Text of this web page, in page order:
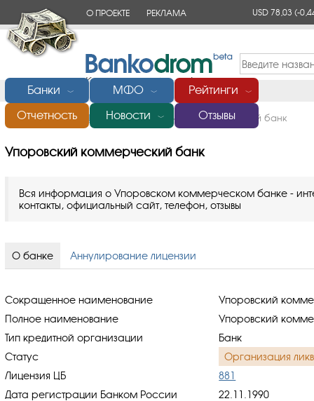
О ПРОЕКТЕ РЕКЛАМА USD 78,03(-
Банки ﹀ МФО ﹀ Рейтинги ﹀
Отчетность Новости ﹀ Отзывы
Главная/Банки России/Упоровский коммерческий банк
Упоровский коммерческий банк
Вся информация о Упоровском коммерческом банке -
контакты, официальный сайт, телефон, отзывы
О банке Аннулирование лицензии
Сокращенное наименование
Упоровский
Полное наименование
Упоровский
Тип кредитной организации
Банк
Статус
Организация
Лицензия ЦБ
881
Дата регистрации Банком России
22.11.1990